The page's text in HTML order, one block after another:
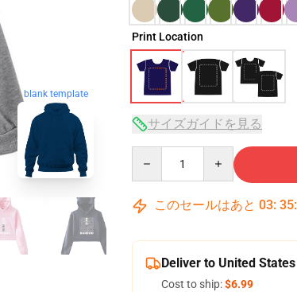
blank template
Print Location
サイズガイドを見る
このセールはあと 03: 35:
Deliver to United States
Cost to ship:$6.99